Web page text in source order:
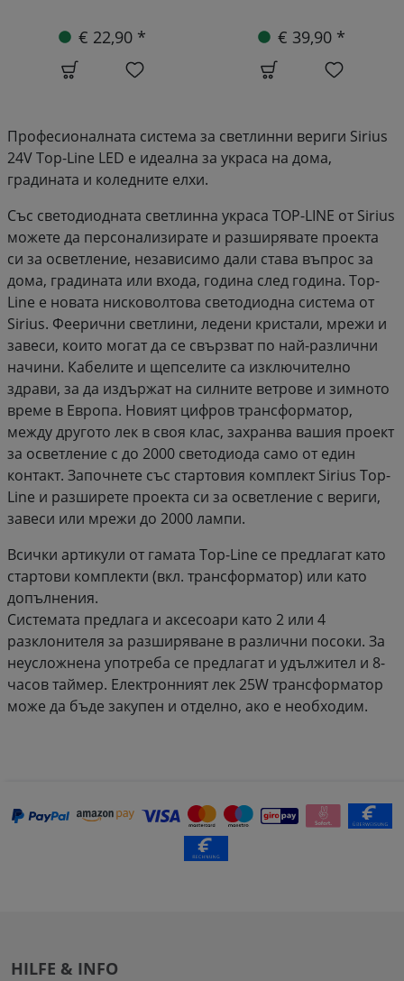
€ 39,90 *
Професионалната система за светлинни вериги Sirius
24V Top-Line LED е идеална за украса на дома,
градината и коледните елхи.
Със светодиодната светлинна украса TOP-LINE от Sirius
можете да персонализирате и разширявате проекта
си за осветление, независимо дали става въпрос за
дома, градината или входа, година след година. Top-
Line е новата нисковолтова светодиодна система от
Sirius. Феерични светлини, ледени кристали, мрежи и
завеси, които могат да се свързват по най-различни
начини. Кабелите и щепселите са изключително
здрави, за да издържат на силните ветрове и зимното
време в Европа. Новият цифров трансформатор,
между другото лек в своя клас, захранва вашия проект
за осветление с до 2000 светодиода само от един
контакт. Започнете със стартовия комплект Sirius Top-
Line и разширете проекта си за осветление с вериги,
завеси или мрежи до 2000 лампи.
Всички артикули от гамата Top-Line се предлагат като
стартови комплекти (вкл. трансформатор) или като
допълнения.
Системата предлага и аксесоари като 2 или 4
разклонителя за разширяване в различни посоки. За
неусложнена употреба се предлагат и удължител и 8-
часов таймер. Електронният лек 25W трансформатор
може да бъде закупен и отделно, ако е необходим.
HILFE & INFO